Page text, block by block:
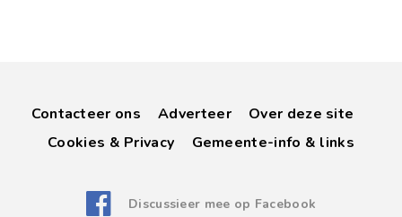
Contacteer ons Adverteer
Over deze site
Cookies & Privacy
Gemeente-info & links
Discussieer mee op Facebook